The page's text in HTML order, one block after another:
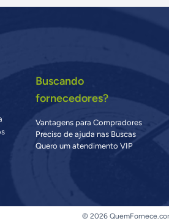
Buscando
fornecedores?
Vantagens para Compradores
Preciso de ajuda nas Buscas
Quero um atendimento VIP
© 2026